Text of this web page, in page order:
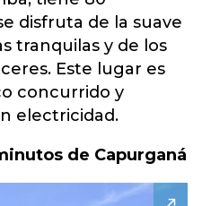
disfruta de la suave
tranquilas y de los
Este lugar es
concurrido y
electricidad.
de Capurganá